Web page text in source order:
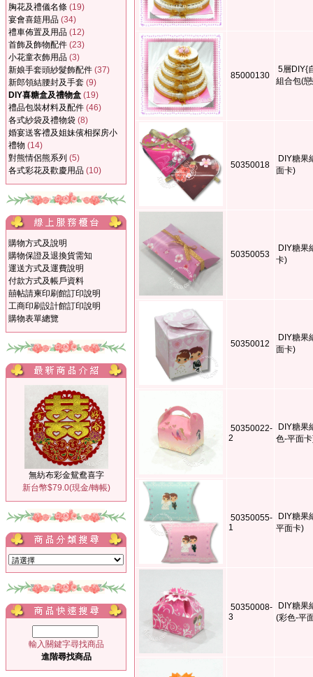
胸花及禮儀名條 (19)
宴會喜筵用品 (34)
禮車佈置及用品 (12)
首飾及飾物配件 (23)
小花童衣飾用品 (3)
新娘手套頭紗髮飾配件 (37)
新郎領結腰封及手套 (9)
DIY喜糖盒及禮物盒 (19)
禮品包裝材料及配件 (46)
各式紗袋及禮物袋 (8)
婚宴送客禮及姐妹儐相探房小
禮物 (14)
對熊情侶熊系列 (5)
各式彩花及歡慶用品 (10)
購物方式及說明
購物保證及退換貨需知
運送方式及運費說明
付款方式及帳戶資料
囍帖請柬印刷館訂印說明
工商印刷設計館訂印說明
購物表單總覽
無紡布彩金鴛鴦喜字
新台幣$79.0(現金/轉帳)
輸入關鍵字尋找商品
進階尋找商品
85000130
5層DIY{
組合包(
50350018
DIY糖果
面卡)
50350053
DIY糖果
卡)
50350012
DIY糖果
面卡)
50350022-
2
DIY糖果
色-平面
50350055-
1
DIY糖果
平面卡)
50350008-
3
DIY糖果
(彩色-平